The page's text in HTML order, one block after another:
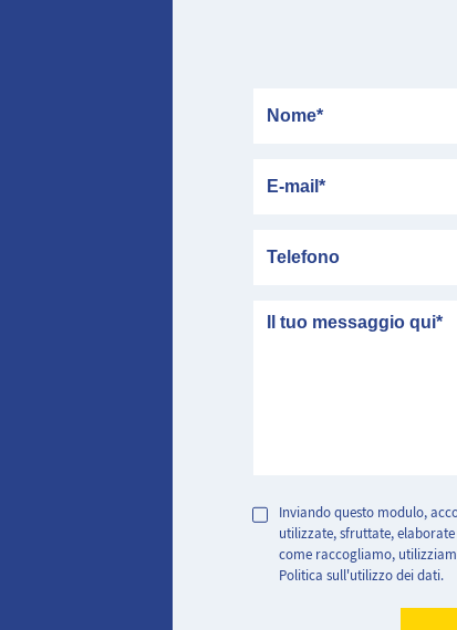
messaggio
Inviando questo modulo,
utilizzate, sfruttate,
come raccogliamo,
Politica sull'utilizzo dei dati.